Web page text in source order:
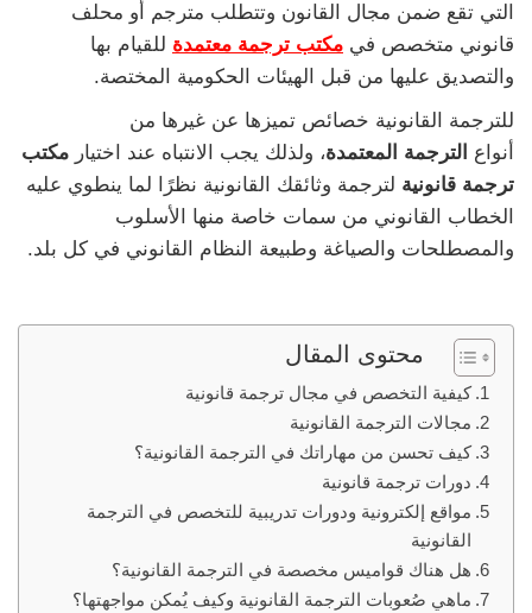
التي تقع ضمن مجال القانون وتتطلب مترجم أو محلف
قانوني متخصص في مكتب ترجمة معتمدة للقيام بها
والتصديق عليها من قبل الهيئات الحكومية المختصة.
للترجمة القانونية خصائص تميزها عن غيرها من
أنواع الترجمة المعتمدة، ولذلك يجب الانتباه عند اختيار مكتب
ترجمة قانونية لترجمة وثائقك القانونية نظرًا لما ينطوي عليه
الخطاب القانوني من سمات خاصة منها الأسلوب
والمصطلحات والصياغة وطبيعة النظام القانوني في كل بلد.
محتوى المقال
كيفية التخصص في مجال ترجمة قانونية
مجالات الترجمة القانونية
كيف تحسن من مهاراتك في الترجمة القانونية؟
دورات ترجمة قانونية
مواقع إلكترونية ودورات تدريبية للتخصص في الترجمة
القانونية
هل هناك قواميس مخصصة في الترجمة القانونية؟
ماهي صُعوبات الترجمة القانونية وكيف يُمكن مواجهتها؟